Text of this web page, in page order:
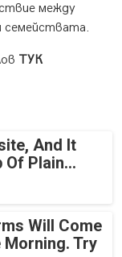
между
семействата.
ТУК
And It
Of Plain...
Will Come
Morning. Try